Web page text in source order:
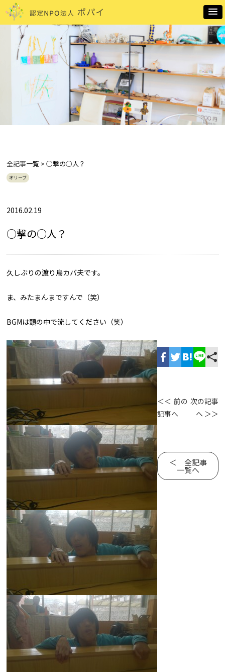
全記事一覧 > ○撃の○人？
オリーブ
2016.02.19
○撃の○人？
久しぶりの渡り鳥カバ夫です。
ま、みたまんまですんで（笑）
BGMは頭の中で流してください（笑）
＜＜ 前の
記事へ
次の記事
へ ＞＞
＜ 全記事
一覧へ